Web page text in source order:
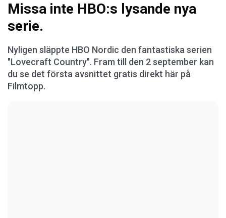
Missa inte HBO:s lysande nya
serie.
Nyligen släppte HBO Nordic den fantastiska serien
"Lovecraft Country". Fram till den 2 september kan
du se det första avsnittet gratis direkt här på
Filmtopp.